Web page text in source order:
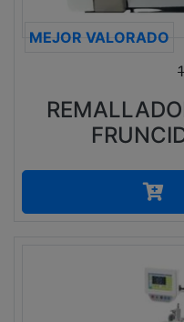
MEJOR VALORADO